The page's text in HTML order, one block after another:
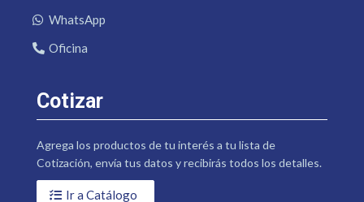
WhatsApp
Oficina
Cotizar
Agrega los productos de tu interés a tu lista de
Cotización, envía tus datos y recibirás todos los detalles.
Ir a Catálogo